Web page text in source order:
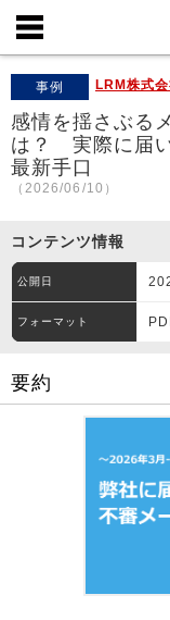
事例 LRM株式
感情を揺さぶる
は？ 実際に届
最新手口
（2026/06/10）
コンテンツ情報
公開日
フォーマット
要約